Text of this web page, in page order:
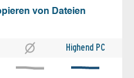
von Dateien
Highend PC